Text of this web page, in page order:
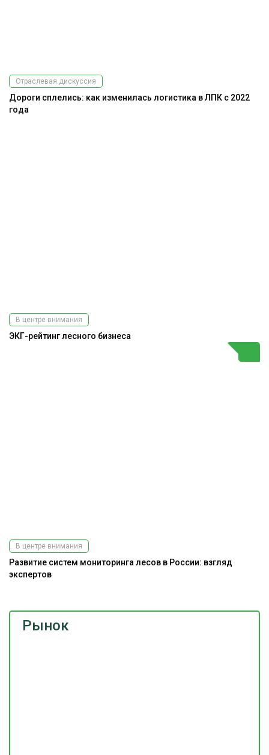
Рынок
Отраслевая дискуссия
Дороги сплелись: как изменилась логистика в ЛПК с 2022
года
В центре внимания
ЭКГ-рейтинг лесного бизнеса
В центре внимания
Развитие систем мониторинга лесов в России: взгляд
экспертов